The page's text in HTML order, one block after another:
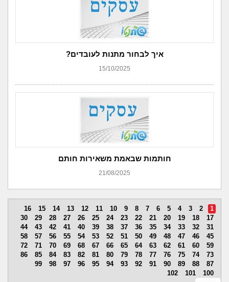
איך לבחור מתנות לעובדים?
15/10/2025
חותמות שבאמת משאירות חותם
21/08/2025
1
2
3
4
5
6
7
8
9
10
11
12
13
14
15
16
17
18
19
20
21
22
23
24
25
26
27
28
29
30
31
32
33
34
35
36
37
38
39
40
41
42
43
44
45
46
47
48
49
50
51
52
53
54
55
56
57
58
59
60
61
62
63
64
65
66
67
68
69
70
71
72
73
74
75
76
77
78
79
80
81
82
83
84
85
86
87
88
89
90
91
92
93
94
95
96
97
98
99
100
101
102